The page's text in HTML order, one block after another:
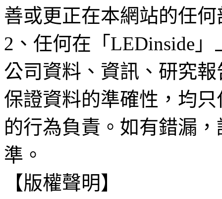
善或更正在本網站的任
2、任何在「LEDinside
公司資料、資訊、研究
保證資料的準確性，均
的行為負責。如有錯漏
準。
【版權聲明】